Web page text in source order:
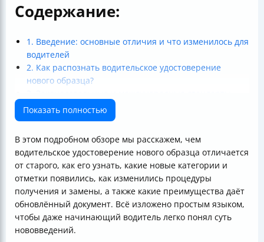
Содержание:
1. Введение: основные отличия и что изменилось для
водителей
2. Как распознать водительское удостоверение
нового образца?
4. Дизайн и функции безопасности нового
удостоверения
отметки
6. Процедуры получения и обновления водительского
удостоверения
7. Преимущества и дополнительные функции нового
удостоверения
8. Последствия использования старого или
недействительного удостоверения
Итог: что важно помнить начинающему водителю
Показать полностью
В этом подробном обзоре мы расскажем, чем
водительское удостоверение нового образца отличается
от старого, как его узнать, какие новые категории и
отметки появились, как изменились процедуры
получения и замены, а также какие преимущества даёт
обновлённый документ. Всё изложено простым языком,
чтобы даже начинающий водитель легко понял суть
нововведений.